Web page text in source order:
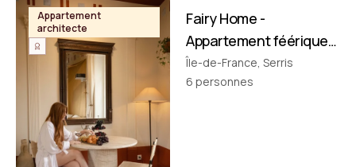
Appartement
architecte
Appartement
thématique
Fairy Home -
Appartement féérique
• Disney à 10 min !
Île-de-France, Serris
6 personnes